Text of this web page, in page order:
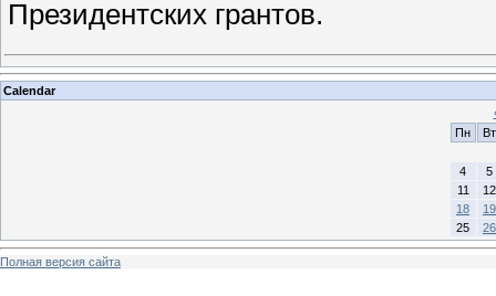
Президентских грантов.
Calendar
Пн
Вт
4
5
11
12
18
19
25
26
Полная версия сайта